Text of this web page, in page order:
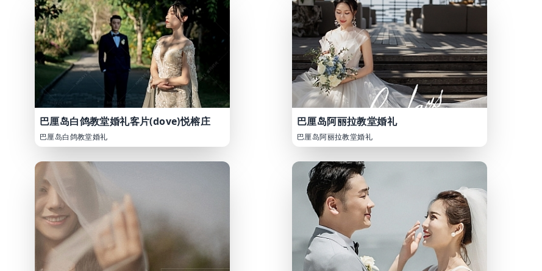
巴厘岛白鸽教堂婚礼客片(dove)悦榕庄
巴厘岛白鸽教堂婚礼
巴厘岛阿丽拉教堂婚礼
巴厘岛阿丽拉教堂婚礼